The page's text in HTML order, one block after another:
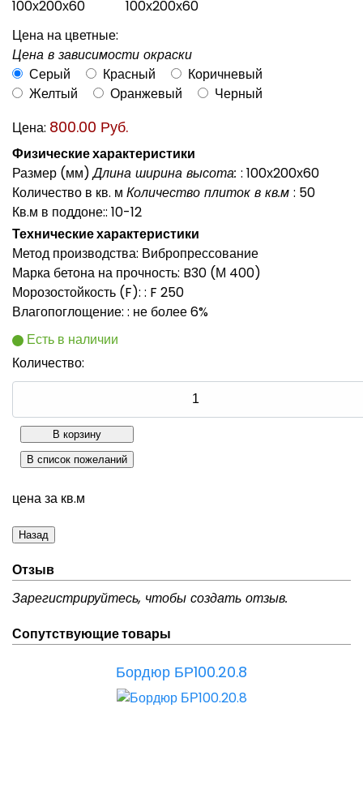
Цена на цветные:
Цена в зависимости окраски
Серый
Красный
Коричневый
Желтый
Оранжевый
Черный
Цена: 800.00 Руб.
Физические характеристики
Размер (мм) Длина ширина высота: : 100х200х60
Количество в кв. м Количество плиток в кв.м : 50
Кв.м в поддоне:: 10-12
Технические характеристики
Метод производства: Вибропрессование
Марка бетона на прочность: B30 (М 400)
Морозостойкость (F): : F 250
Влагопоглощение: : не более 6%
Есть в наличии
Количество:
цена за кв.м
Отзыв
Зарегистрируйтесь, чтобы создать отзыв.
Сопутствующие товары
Бордюр БР100.20.8